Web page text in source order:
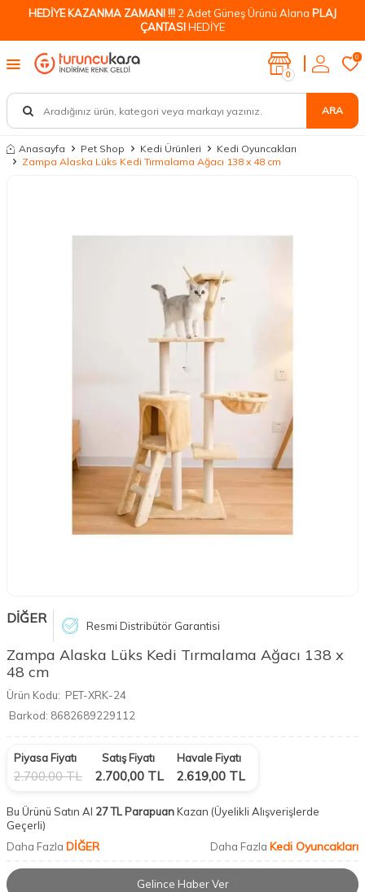
HEDİYE KAZANMA ZAMANI !!! 2 Adet Güneş Ürünü Alana PLAJ
ÇANTASIHEDİYE
ARA
0
0
Anasayfa Pet Shop Kedi Ürünleri
Kedi Oyuncakları
Zampa Alaska Lüks Kedi Tırmalama Ağacı 138 x 48 cm
DİĞER Resmi Distribütör Garantisi
Zampa Alaska Lüks Kedi Tırmalama Ağacı 138 x
48 cm
Ürün Kodu: PET-XRK-24
Barkod: 8682689229112
Piyasa Fiyatı
2.700,00TL
Satış Fiyatı
2.700,00 TL
Havale Fiyatı
2.619,00 TL
Bu Ürünü Satın Al 27 TL ParapuanKazan (Üyelikli Alışverişlerde
Geçerli)
Daha Fazla DİĞER Daha Fazla Kedi Oyuncakları
Gelince Haber Ver